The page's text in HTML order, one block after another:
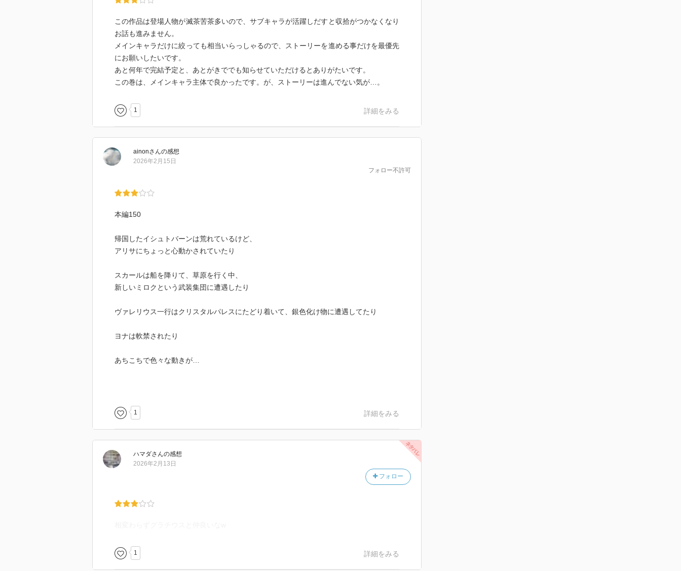
この作品は登場人物が滅茶苦茶多いので、サブキャラが活躍しだすと収拾がつかなくなり
お話も進みません。
メインキャラだけに絞っても相当いらっしゃるので、ストーリーを進める事だけを最優先
にお願いしたいです。
あと何年で完結予定と、あとがきででも知らせていただけるとありがたいです。
この巻は、メインキャラ主体で良かったです。が、ストーリーは進んでない気が…。
1 詳細をみる
ainonさんの感想
フォロー不許可
2026年2月15日
本編150
帰国したイシュトバーンは荒れているけど、
アリサにちょっと心動かされていたり
スカールは船を降りて、草原を行く中、
新しいミロクという武装集団に遭遇したり
ヴァレリウス一行はクリスタルパレスにたどり着いて、銀色化け物に遭遇してたり
ヨナは軟禁されたり
あちこちで色々な動きが…
1 詳細をみる
ハマダさんの感想
フォロー
2026年2月13日
1 詳細をみる